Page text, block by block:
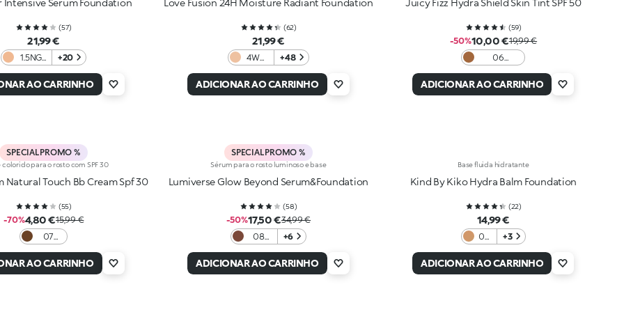
(57)
21,99 €
1.5NG
Gold
+20
AO CARRINHO
(62)
21,99 €
4WG
Gold
+48
ADICIONAR AO CARRINHO
(59)
-50%10,00 €19,99 €
06
ADICIONAR AO CARRINHO
SPECIAL PROMO %
colorido para o rosto com SPF 30
Natural Touch Bb Cream Spf 30
(55)
-70%4,80 €15,99 €
07
AO CARRINHO
SPECIAL PROMO %
Sérum para o rosto luminoso e base
Lumiverse Glow Beyond Serum&Foundation
(58)
-50%17,50 €34,99 €
08
cocoa
+6
ADICIONAR AO CARRINHO
Base fluida hidratante
Kind By Kiko Hydra Balm Foundation
(22)
14,99 €
04
+3
ADICIONAR AO CARRINHO